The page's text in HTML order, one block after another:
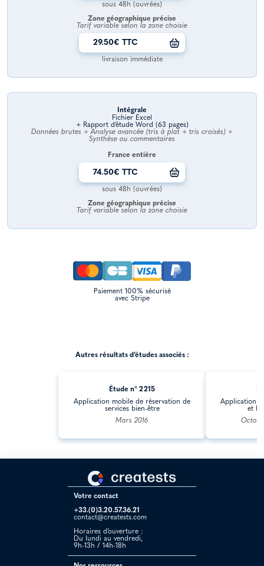
sous 48h (ouvrées)
Zone géographique précise
Tarif variable selon la zone choisie
29.50€ TTC
livraison immédiate
Intégrale
Fichier Excel
+ Rapport d’étude Word (63 pages)
Données brutes + Analyse avancée (tris à plat + tris croisés) +
Synthèse ou commentaires
France entière
74.50€ TTC
sous 48h (ouvrées)
Zone géographique précise
Tarif variable selon la zone choisie
Paiement 100% sécurisé
avec Stripe
Autres résultats d’études associés :
Étude n° 2215
Application mobile de réservation de
services bien-être
Mars 2016
Application
et
Votre contact
+33.(0)3.20.57.36.21
contact@creatests.com
Horaires d’ouverture :
Du lundi au vendredi,
9h-13h / 14h-18h